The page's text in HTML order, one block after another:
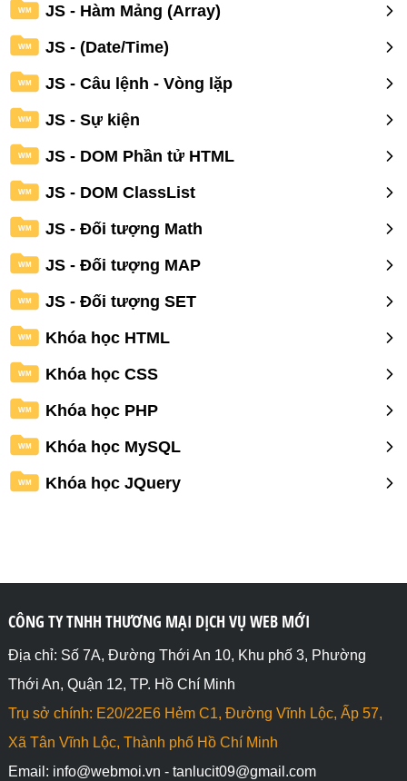
WM JS - Hàm Mảng (Array)
WM JS - (Date/Time)
WM JS - Câu lệnh - Vòng lặp
WM JS - Sự kiện
WM JS - DOM Phần tử HTML
WM JS - DOM ClassList
WM JS - Đối tượng Math
WM JS - Đối tượng MAP
WM JS - Đối tượng SET
WM Khóa học HTML
WM Khóa học CSS
WM Khóa học PHP
WM Khóa học MySQL
WM Khóa học JQuery
CÔNG TY TNHH THƯƠNG MẠI DỊCH VỤ WEB MỚI
Địa chỉ: Số 7A, Đường Thới An 10, Khu phố 3, Phường
Thới An, Quận 12, TP. Hồ Chí Minh
Trụ sở chính: E20/22E6 Hẻm C1, Đường Vĩnh Lộc, Ấp 57,
Xã Tân Vĩnh Lộc, Thành phố Hồ Chí Minh
Email: info@webmoi.vn - tanlucit09@gmail.com